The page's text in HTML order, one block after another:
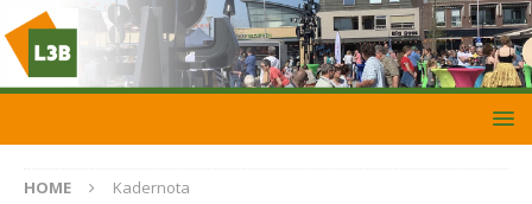
HOME Kadernota